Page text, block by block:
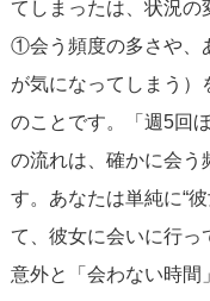
なのか、などいったん
とが見えてくることが
になっての婚活だとも
相手なのか、ご自身を
かわれることを応援し
てしまったは、状況の
①会う頻度の多さや、
が気になってしまう）
のことです。「週5回
の流れは、確かに会う
す。あなたは単純に“
て、彼女に会いに行っ
意外と「会わない時間